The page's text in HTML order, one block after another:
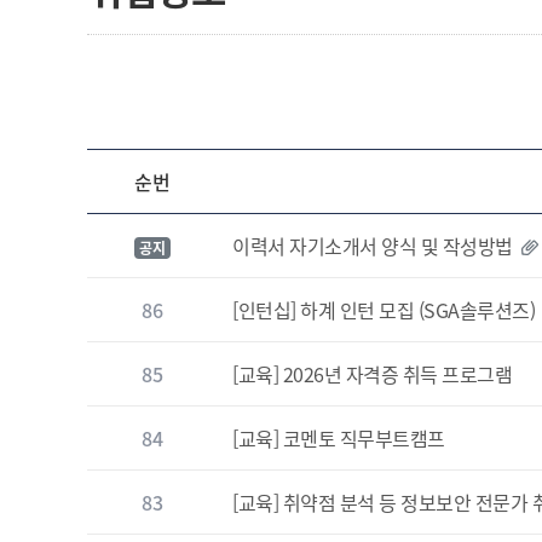
순번
공지 이력서 자기소개서 양식 및 작성방법
86 [인턴십] 하계 인턴 모집 (SGA솔루션즈)
85 [교육] 2026년 자격증 취득 프로그램
84 [교육] 코멘토 직무부트캠프
83 [교육] 취약점 분석 등 정보보안 전문가